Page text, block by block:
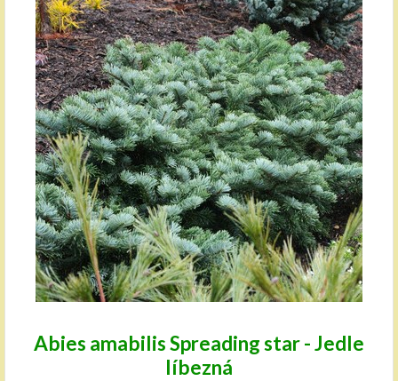
Abies amabilis Spreading star - Jedle
líbezná